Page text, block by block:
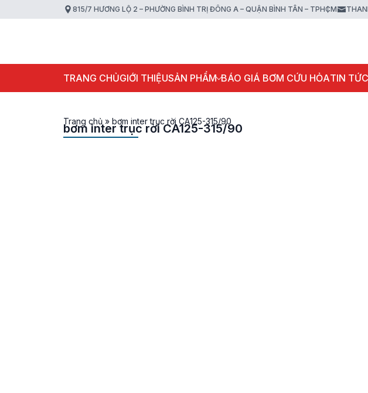
815/7 HƯƠNG LỘ 2 – PHƯỜNG BÌNH TRỊ ĐÔNG A – QUẬN BÌNH TÂN – TPHCM
TRANG CHỦGIỚI THIỆUSẢN PHẨM BÁO GIÁ BƠM CỨU HỎATIN TỨC
Trang chủ » bơm inter trục rời CA125-315/90
bơm inter trục rời CA125-315/90